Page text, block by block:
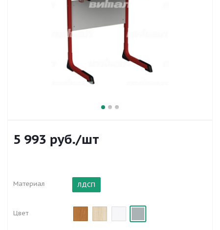
5 993 руб./шт
Материал ЛДСП
Цвет